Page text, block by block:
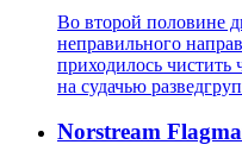
Во второй половине
неправильного
приходилось чистить
на судачью
Norstream